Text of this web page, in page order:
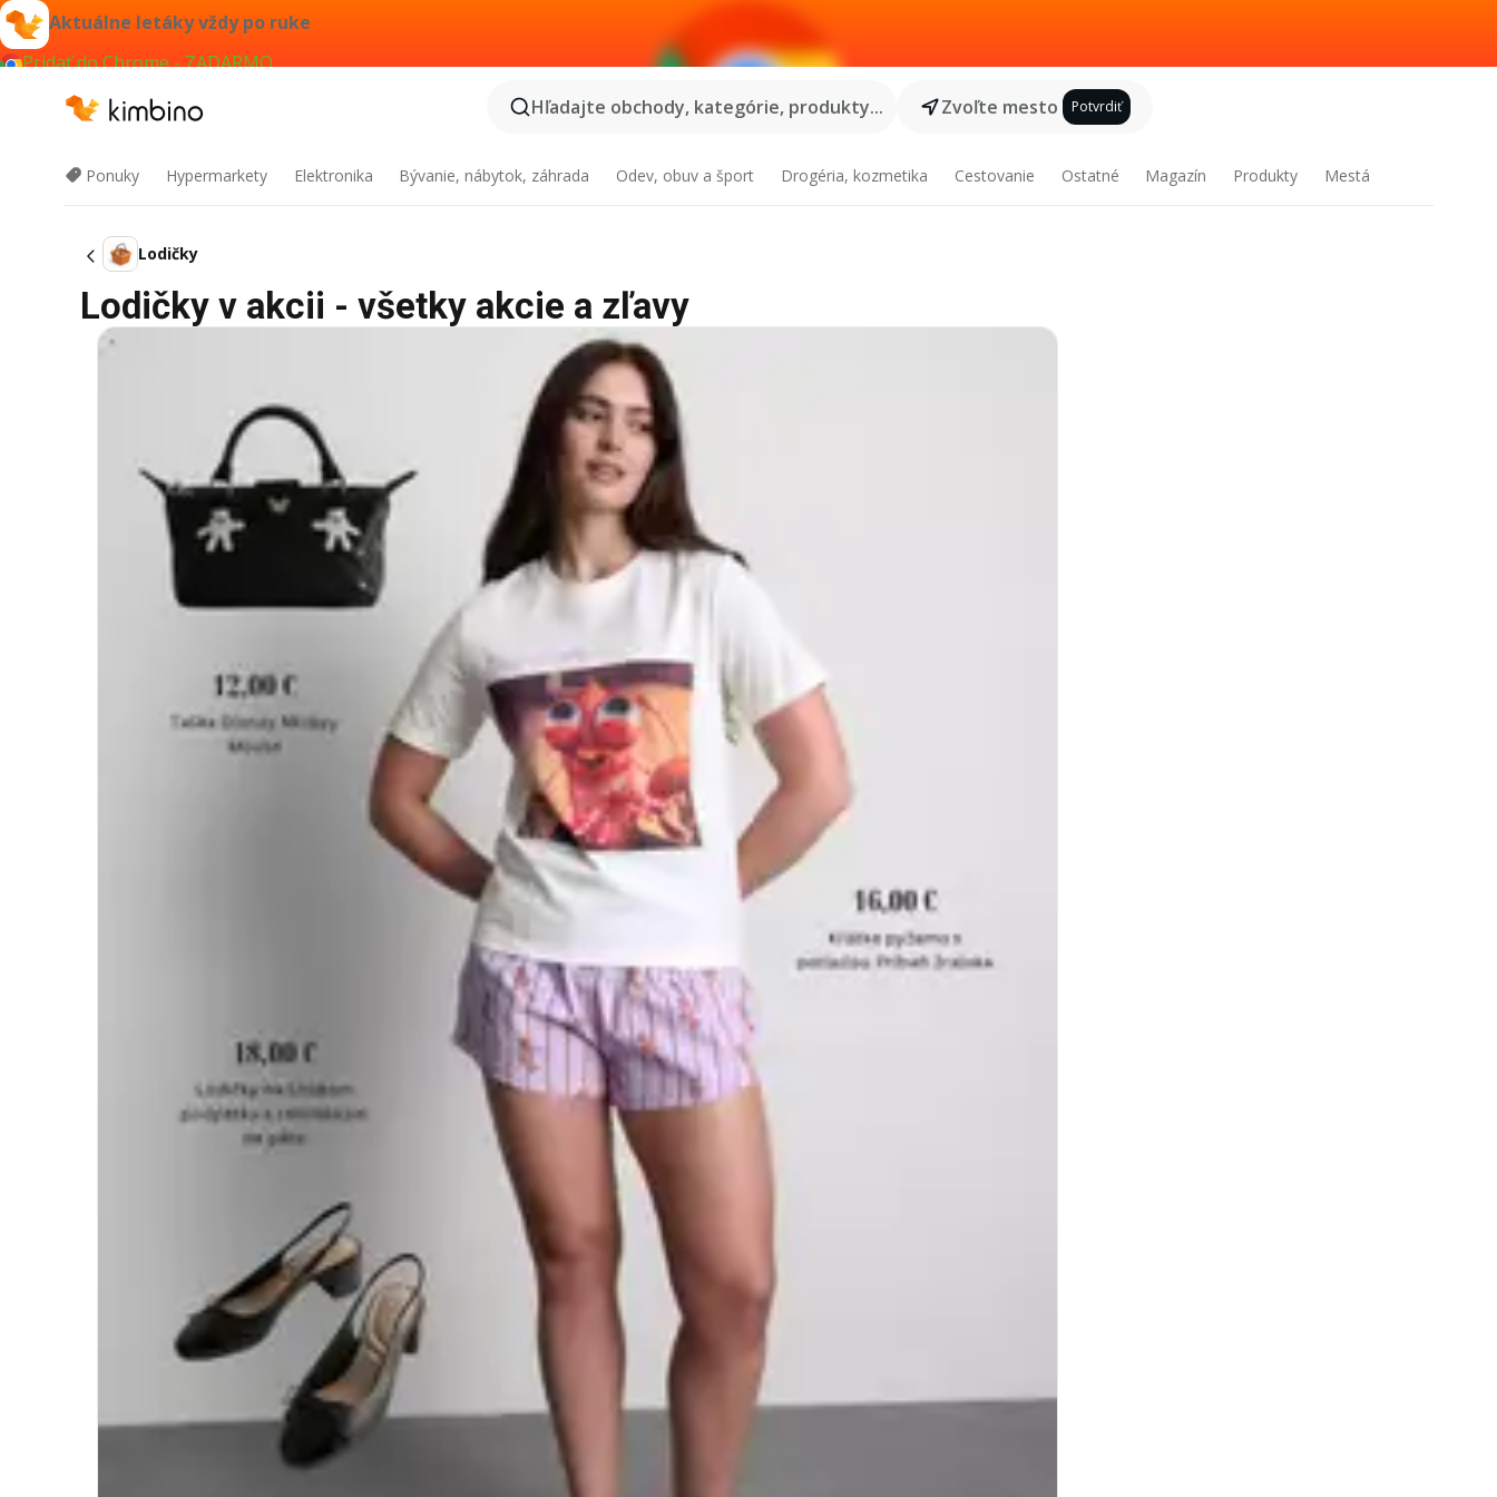
Aktuálne letáky vždy po ruke
Pridať do Chrome - ZADARMO
Hľadajte obchody, kategórie, produkty...
Zvoľte mesto Potvrdiť
Ponuky Hypermarkety Elektronika Bývanie, nábytok, záhrada Odev, obuv a šport Drogéria, kozmetika Cestovanie Ostatné Magazín Produkty Mestá
Lodičky
Lodičky v akcii - všetky akcie a zľavy